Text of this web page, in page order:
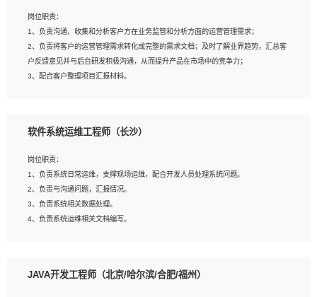
建深度学习系统环境；
4、熟悉OPENCV、HALCON等常用图像处理软件，熟练进行图像处理；
5、熟悉主流的分类算法、聚类算法和关联分析算法原理，能熟练使用神经网络算法
的进行业务建模；
6、对OCR领域有深入的研究，熟悉模型调参，压缩和整型化方法；
岗位职责：
1、负责沟通、收集和分析客户方在业务监管和分析方面的运营管理需求；
2、负责将客户的运营管理需求转化成完整的需求文档；及时了解业界趋势，汇总客
户反馈意见并与后台研发积极沟通，从而提升产品在市场中的竞争力；
3、配合客户整理项目汇报材料。
1、3年以上运营或解决方案的工作经验。
征，可独立提出完整的优化方案,并推动方案执行达成结果；熟练使用PPT、
WORD、EXCEL等办公软件；
3、深入理解公司各项AI产品和技术信息；具有较强的文档编写能力，能独立撰写
PPT、方案建议书等，面试时需携带个人制作的专业PPT文件进行展示。
软件系统运维工程师（长沙）
岗位职责：
1、负责系统日常运维，支撑现场运维，配合开发人员处理系统问题。
2、负责与沟通问题，汇报情况。
3、负责系统相关数据处理。
4、负责系统运维相关文档编写。
岗位要求：
JAVA开发工程师（北京/哈尔滨/合肥/福州）